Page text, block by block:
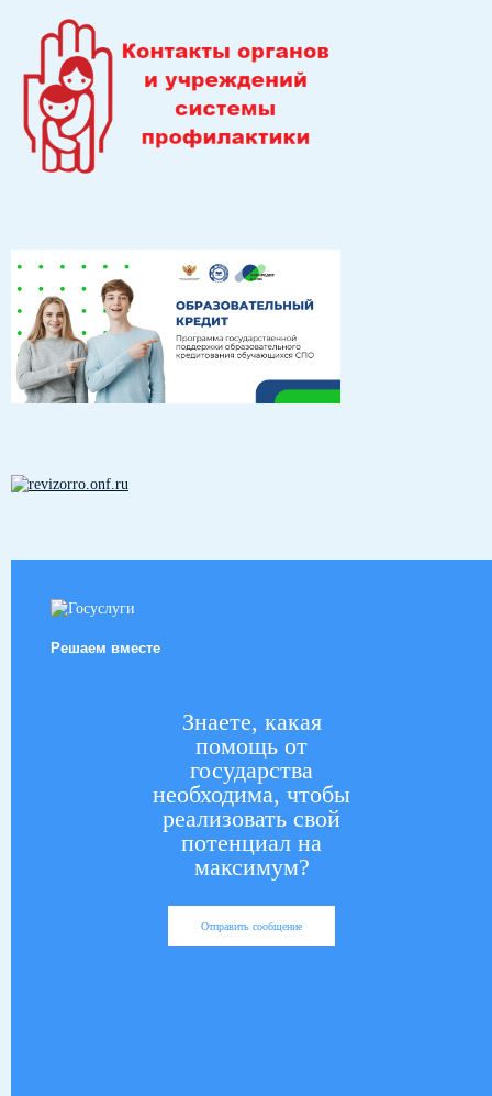
Решаем вместе
Знаете, какая
помощь от
государства
необходима, чтобы
реализовать свой
потенциал на
максимум?
Отправить сообщение